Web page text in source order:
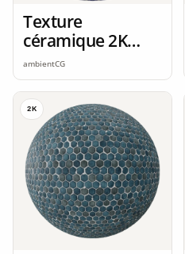
Texture
céramique 2K
seamless
ambientCG
2K